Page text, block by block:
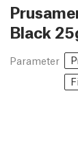
Black
Parameter